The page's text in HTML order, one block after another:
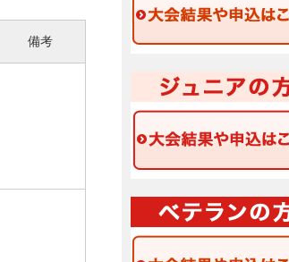
備考